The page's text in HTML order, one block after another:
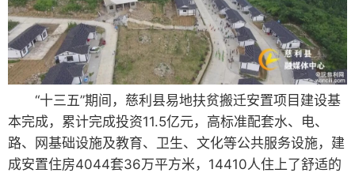
“十三五”期间，慈利县易地扶贫搬迁安置项目建设基
本完成，累计完成投资11.5亿元，高标准配套水、电、
路、网基础设施及教育、卫生、文化等公共服务设施，建
成安置住房4044套36万平方米，14410人住上了舒适的